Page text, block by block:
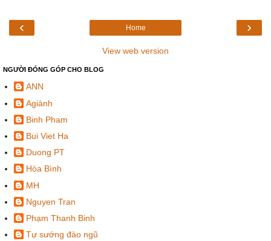
‹ ›
Home
View web version
NGƯỜI ĐÓNG GÓP CHO BLOG
ANN
Agiành
Binh Pham
Bui Viet Ha
Duong PT
Hòa Bình
MH
Nguyen Tran
Phạm Thanh Binh
Tự sướng đào ngũ